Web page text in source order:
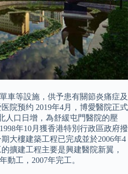
車等設施，供予患有關節炎痛症及
院预约 2019年4月，博愛醫院正式
人口日增，為舒緩屯門醫院的壓
年10月獲香港特別行政區政府撥
大樓建築工程已完成並於2006年4
擴建工程主要是興建醫院新翼，
動工，2007年完工。